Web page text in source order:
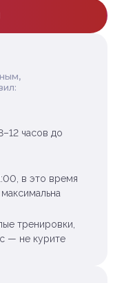
часов до
в это время
тренировки,
— не курите